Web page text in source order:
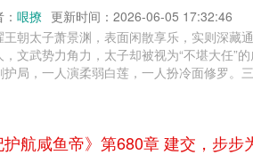
哏撩 更新时间：2026-06-05 17:32:46
王朝太子萧景渊，表面闲散享乐，实则深藏
，文武势力角力，太子却被视为“不堪大任”
护局，一人演柔弱白莲，一人扮冷面修罗。
护航咸鱼帝》第680章 建交，步步